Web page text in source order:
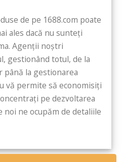
de pe 1688.com poate
ales dacă nu sunteți
Agenții noștri
gestionând totul, de la
la gestionarea
vă permite să economisiți
pe dezvoltarea
noi ne ocupăm de detaliile